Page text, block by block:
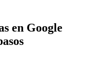
en Google